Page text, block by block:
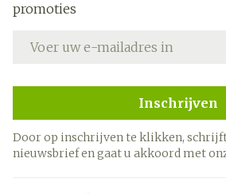
promoties
Inschrijven
Door op inschrijven te klikken,
nieuwsbrief en gaat u akkoord met